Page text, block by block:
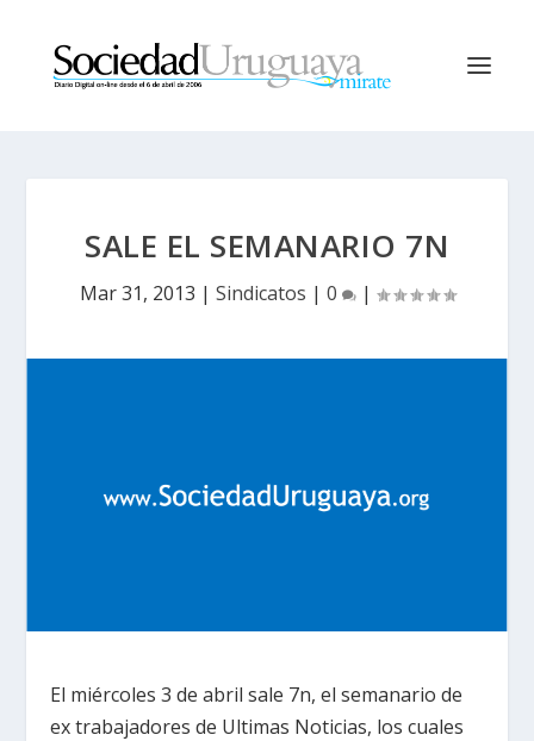
SALE EL SEMANARIO 7N
Mar 31, 2013 | Sindicatos | 0 |
El miércoles 3 de abril sale 7n, el semanario de
ex trabajadores de Ultimas Noticias, los cuales